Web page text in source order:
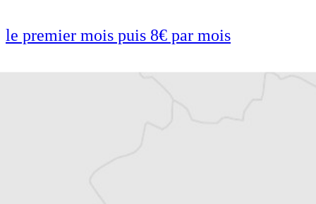
le premier mois puis 8€ par mois